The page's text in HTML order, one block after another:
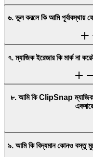
৬. ভুল করলে কি আমি পূর্বাবস্থায়
৭. ম্যাজিক ইরেজার কি মার্ক না
৮. আমি কি ClipSnap ম্যাজিক
৯. আমি কি বিদ্যমান কোনও বস্তু